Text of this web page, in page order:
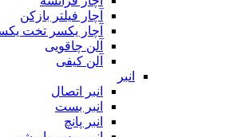
آچار فیلتر بازکن
آچار یکسر تخت
آلن چاقویی
آلن کیفی
انبر
انبر اتصال
انبر بست
انبر پانچ